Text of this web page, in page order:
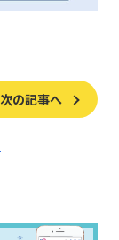
次の記事へ